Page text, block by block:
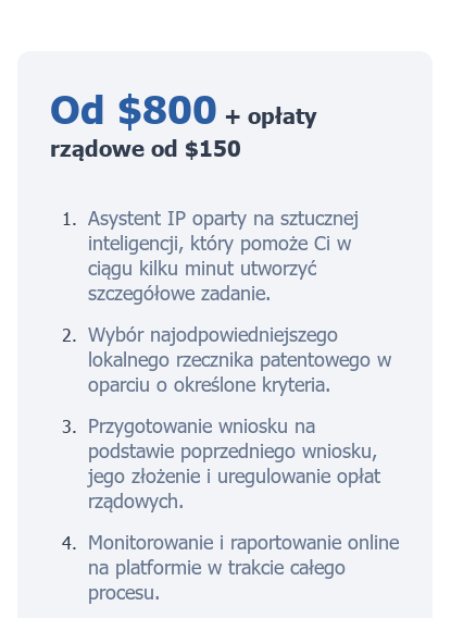
Od $800 + opłaty
rządowe od $150
Asystent IP oparty na sztucznej
inteligencji, który pomoże Ci w
ciągu kilku minut utworzyć
szczegółowe zadanie.
Wybór najodpowiedniejszego
lokalnego rzecznika patentowego w
oparciu o określone kryteria.
Przygotowanie wniosku na
podstawie poprzedniego wniosku,
jego złożenie i uregulowanie opłat
rządowych.
Monitorowanie i raportowanie online
na platformie w trakcie całego
procesu.